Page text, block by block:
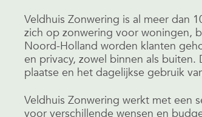
Veldhuis Zonwering is al meer dan
zich op zonwering voor woningen,
Noord-Holland worden klanten
en privacy, zowel binnen als
plaatse en het dagelijkse gebruik
Veldhuis Zonwering werkt met een
voor verschillende wensen en